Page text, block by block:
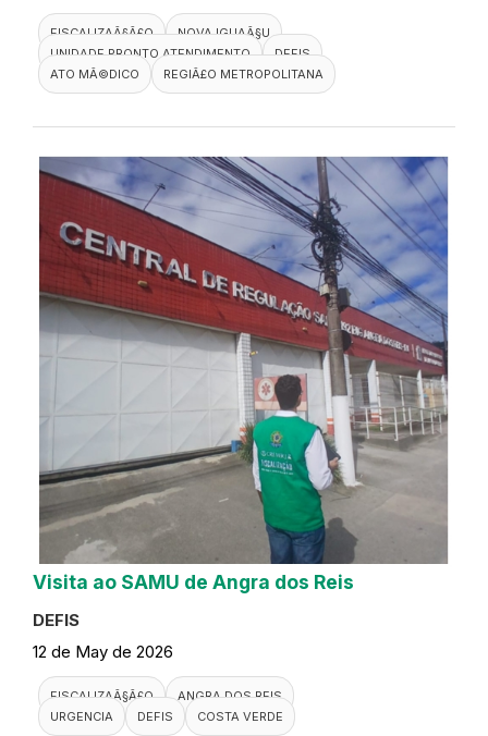
FISCALIZAÃ§Ã£O
NOVA IGUAÃ§U
UNIDADE PRONTO ATENDIMENTO
DEFIS
ATO MÃ©DICO
REGIÃ£O METROPOLITANA
Visita ao SAMU de Angra dos Reis
DEFIS
12 de May de 2026
FISCALIZAÃ§Ã£O
ANGRA DOS REIS
URGENCIA
DEFIS COSTA VERDE